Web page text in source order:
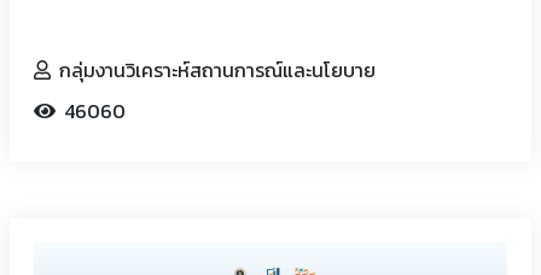
กลุ่มงานวิเคราะห์สถานการณ์และนโยบาย
46060